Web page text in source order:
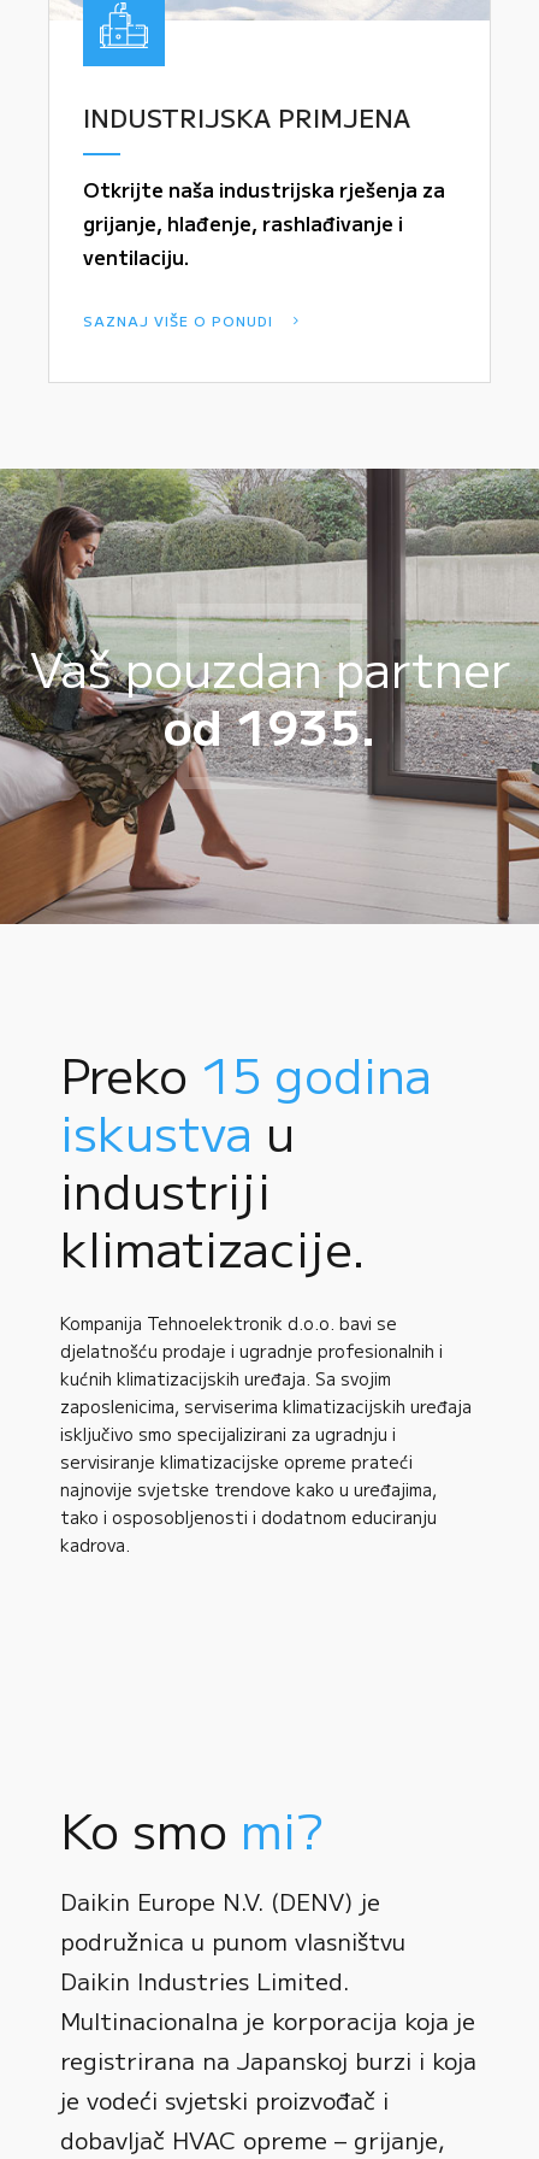
INDUSTRIJSKA PRIMJENA
Otkrijte naša industrijska rješenja za
grijanje, hlađenje, rashlađivanje i
ventilaciju.
SAZNAJ VIŠE O PONUDI
Vaš pouzdan partner
od 1935.
Preko 15 godina
iskustva u
industriji
klimatizacije.
Kompanija Tehnoelektronik d.o.o. bavi se
djelatnošću prodaje i ugradnje profesionalnih i
kućnih klimatizacijskih uređaja. Sa svojim
zaposlenicima, serviserima klimatizacijskih uređaja
isključivo smo specijalizirani za ugradnju i
servisiranje klimatizacijske opreme prateći
najnovije svjetske trendove kako u uređajima,
tako i osposobljenosti i dodatnom educiranju
kadrova.
Ko smo mi?
Daikin Europe N.V. (DENV) je
podružnica u punom vlasništvu
Daikin Industries Limited.
Multinacionalna je korporacija koja je
registrirana na Japanskoj burzi i koja
je vodeći svjetski proizvođač i
dobavljač HVAC opreme – grijanje,
0